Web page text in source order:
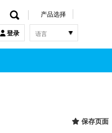
产品选择
登录 语言
한국어
中文
保存页面